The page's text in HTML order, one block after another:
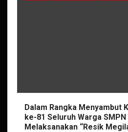
Dalam Rangka Menyambut
ke-81 Seluruh Warga
Melaksanakan “Resik